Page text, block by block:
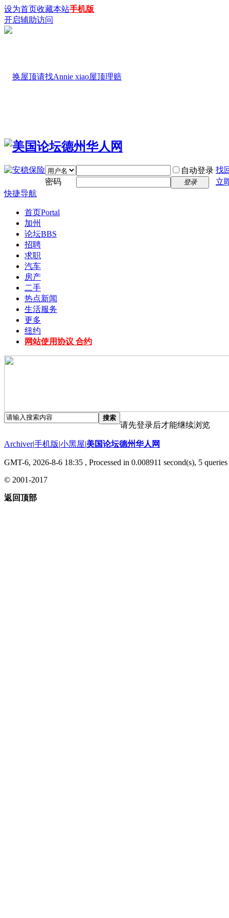
设为首页收藏本站手机版
开启辅助访问
自动登录 找
密码
登录
立
快捷导航
首页Portal
加州
论坛BBS
招聘
求职
汽车
房产
二手
热点新闻
生活服务
更多
纽约
网站使用协议 合约
搜索
请先登录后才能继续浏览
Archiver|手机版|小黑屋|美国论坛德州华人网
GMT-6, 2026-8-6 18:35 , Processed in 0.008911 second(s), 5 queries
© 2001-2017
返回顶部